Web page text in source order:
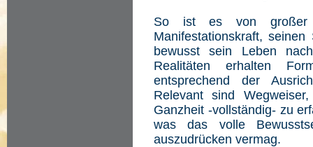
So ist es von großer
Manifestationskraft,
bewusst sein Leben
Realitäten erhalten
entsprechend der
Relevant sind
Ganzheit -vollständig- zu
was das volle
auszudrücken vermag.